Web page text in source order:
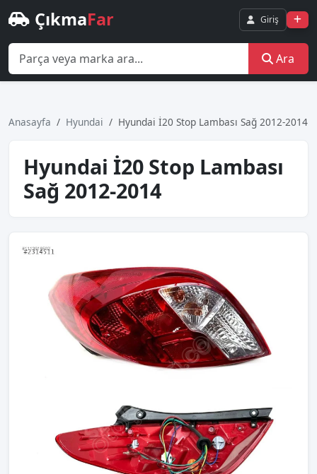
ÇıkmaFar Giriş
Ara
Anasayfa Hyundai Hyundai İ20 Stop Lambası Sağ 2012-2014
Hyundai İ20 Stop Lambası
Sağ 2012-2014